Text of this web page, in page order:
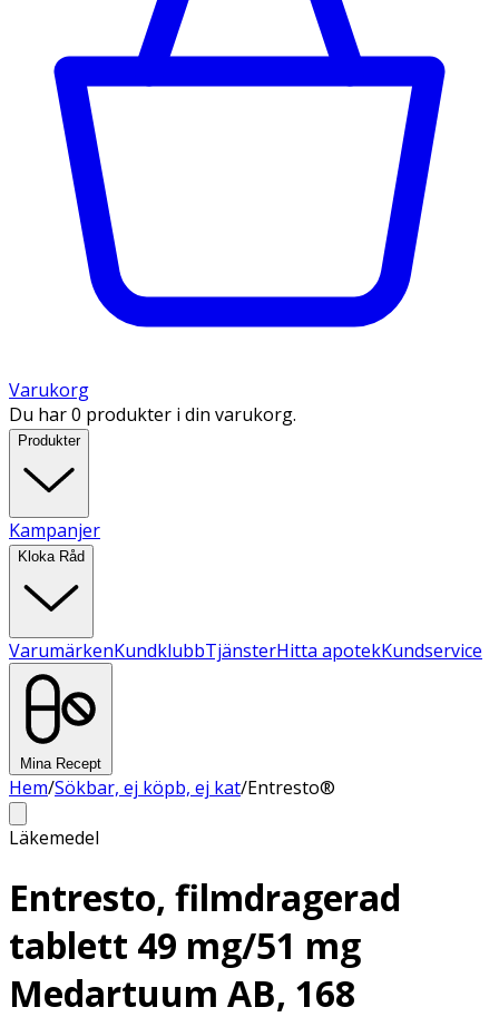
Varukorg
Du har 0 produkter i din varukorg.
Produkter
Kampanjer
Kloka Råd
VarumärkenKundklubbTjänsterHitta apotekKundservice
Mina Recept
Hem/Sökbar, ej köpb, ej kat/Entresto®
Läkemedel
Entresto, filmdragerad
tablett 49 mg/51 mg
Medartuum AB, 168